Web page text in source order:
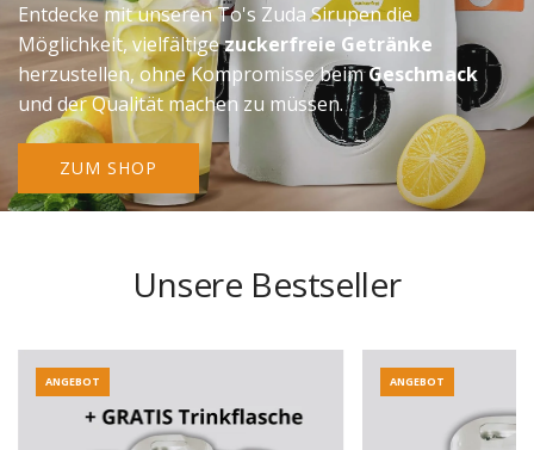
Entdecke mit unseren To's Zuda Sirupen die
Möglichkeit, vielfältigezuckerfreie Getränke
herzustellen, ohne Kompromisse beimGeschmack
und der Qualität machen zu müssen.
ZUM SHOP
Unsere Bestseller
ANGEBOT ANGEBOT